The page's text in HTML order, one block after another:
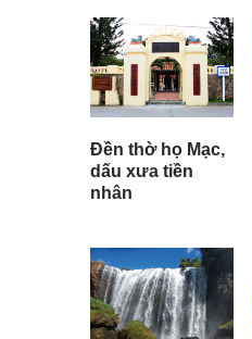
Đền thờ họ Mạc,
dấu xưa tiền
nhân